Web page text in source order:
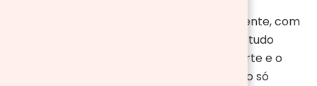
Posteriormente, escolha uma cesta resistente, com
compartimentos adequados para manter tudo
organizado e protegido durante o transporte e o
piquenique. Esta preparação cuidadosa não só